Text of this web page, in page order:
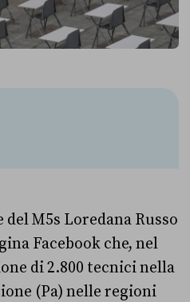
M5s Loredana Russo
Facebook che, nel
di 2.800 tecnici nella
(Pa) nelle regioni